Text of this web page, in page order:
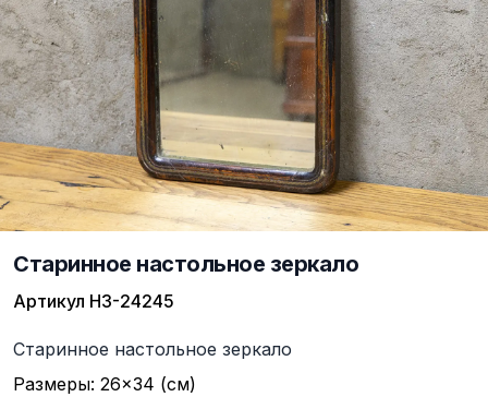
Старинное настольное зеркало
Артикул НЗ-24245
Описание
Старинное настольное зеркало
Размеры: 26×34 (см)